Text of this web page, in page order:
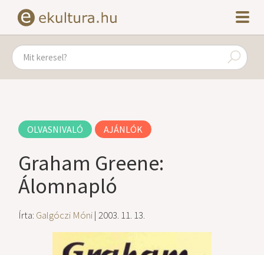
OLVASNIVALÓ AJÁNLÓK
Graham Greene:
Álomnapló
Írta: Galgóczi Móni| 2003. 11. 13.